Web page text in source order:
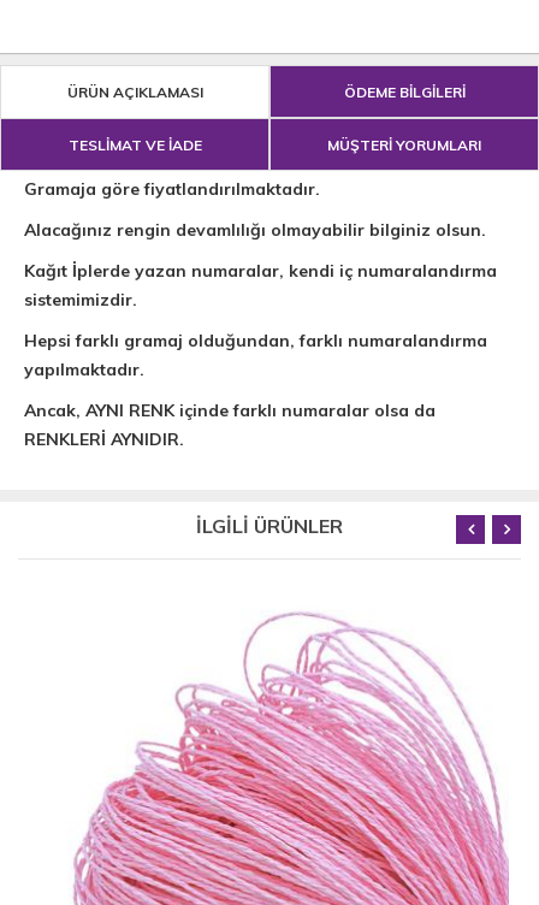
ÜRÜN AÇIKLAMASI ÖDEME BİLGİLERİ
TESLİMAT VE İADE MÜŞTERİ YORUMLARI
Gramaja göre fiyatlandırılmaktadır.
Alacağınız rengin devamlılığı olmayabilir bilginiz olsun.
Kağıt İplerde yazan numaralar, kendi iç numaralandırma
sistemimizdir.
Hepsi farklı gramaj olduğundan, farklı numaralandırma
yapılmaktadır.
Ancak, AYNI RENK içinde farklı numaralar olsa da
RENKLERİ AYNIDIR.
İLGİLİ ÜRÜNLER